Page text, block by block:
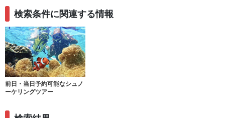
検索条件に関連する情報
前日・当日予約可能なシュノ
ーケリングツアー